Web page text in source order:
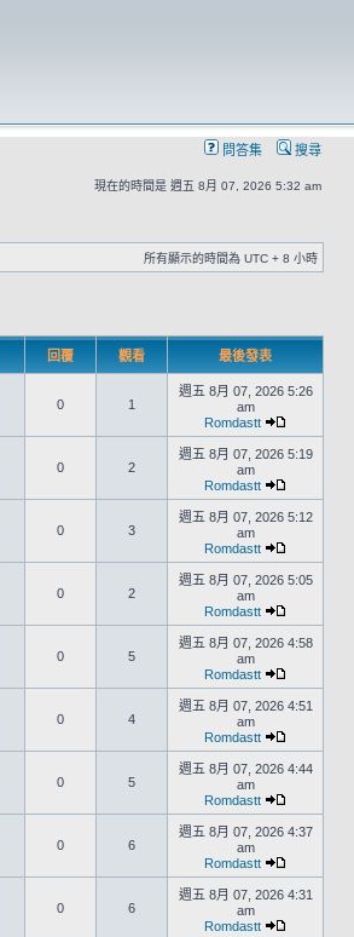
問答集 搜尋
現在的時間是 週五 8月 07, 2026 5:32 am
所有顯示的時間為 UTC + 8 小時
回覆 觀看 最後發表
0 1
週五 8月 07, 2026 5:26
am
Romdastt
0 2
週五 8月 07, 2026 5:19
am
Romdastt
0 3
週五 8月 07, 2026 5:12
am
Romdastt
0 2
週五 8月 07, 2026 5:05
am
Romdastt
0 5
週五 8月 07, 2026 4:58
am
Romdastt
0 4
週五 8月 07, 2026 4:51
am
Romdastt
0 5
週五 8月 07, 2026 4:44
am
Romdastt
0 6
週五 8月 07, 2026 4:37
am
Romdastt
0 6
週五 8月 07, 2026 4:31
am
Romdastt